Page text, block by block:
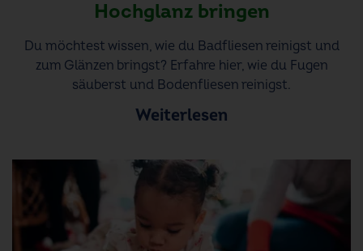
Hochglanz bringen
Du möchtest wissen, wie du Badfliesen reinigst und
zum Glänzen bringst? Erfahre hier, wie du Fugen
säuberst und Bodenfliesen reinigst.
Weiterlesen